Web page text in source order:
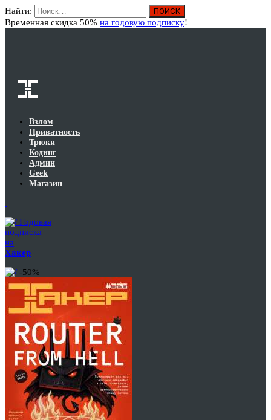
Найти:
Временная скидка 50% на годовую подписку!
Взлом
Приватность
Трюки
Кодинг
Админ
Geek
Магазин
Годовая
подписка
на
Хакер
-50%